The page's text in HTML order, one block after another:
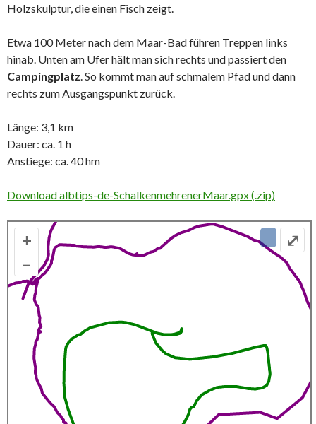
Holzskulptur, die einen Fisch zeigt.
Etwa 100 Meter nach dem Maar-Bad führen Treppen links
hinab. Unten am Ufer hält man sich rechts und passiert den
Campingplatz . So kommt man auf schmalem Pfad und dann
rechts zum Ausgangspunkt zurück.
Länge: 3,1 km
Dauer: ca. 1 h
Anstiege: ca. 40 hm
Download albtips-de-SchalkenmehrenerMaar.gpx (.zip)
+
–
⤢